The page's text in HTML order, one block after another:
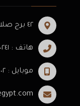
٤٢ برج صلاح الدين الدور الثانى شقه ٦ – المريوطيه ,فيصل -الجيزه .
هاتف : ٢٣٣٨٨٠٢٤١-(٢+)
موبايل : ٠١٠٣٣٣٣٩٠٠٢(٢+) – ٠١٠٦٢٢٢٢٨٨٩(٢+)